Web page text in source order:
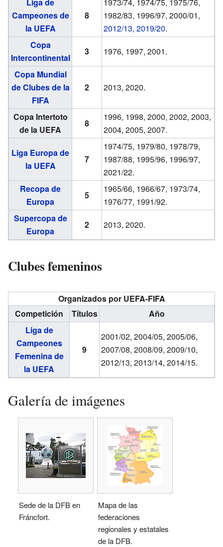
Campeones de
la UEFA
8
1982/83, 1996/97, 2000/01,
2012/13,2019/20.
Copa
Intercontinental
3
1976, 1997, 2001.
Copa Mundial
de Clubes de la
FIFA
2 2013, 2020.
Copa Intertoto
de la UEFA
8
1996, 1998, 2000, 2002, 2003,
2004, 2005, 2007.
Liga Europa de
la UEFA
7
1974/75, 1979/80, 1978/79,
1987/88, 1995/96, 1996/97,
2021/22.
Recopa de
Europa
5
1965/66, 1966/67, 1973/74,
1976/77, 1991/92.
Supercopa de
Europa
2 2013, 2020.
Clubes femeninos
Organizados por UEFA-FIFA
Competición
Títulos
Año
Liga de
Campeones
Femenina de
la UEFA
9
2001/02, 2004/05, 2005/06,
2007/08, 2008/09, 2009/10,
2012/13, 2013/14, 2014/15.
Galería de imágenes
Sede de la DFB en
Fráncfort.
Mapa de las
federaciones
regionales y estatales
de la DFB.